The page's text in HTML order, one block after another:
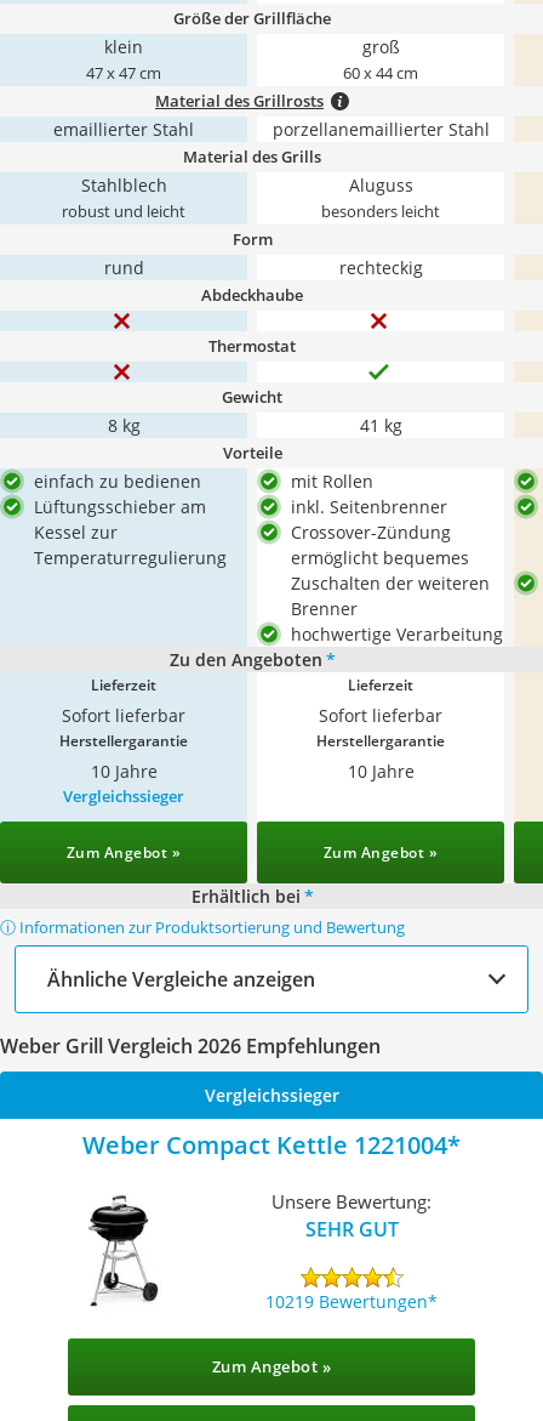
Größe der Grillfläche
klein
47 x 47 cm
groß
60 x 44 cm
Material des Grillrosts
emaillierter Stahl porzellanemaillierter Stahl
Material des Grills
Stahlblech
robust und leicht
Aluguss
besonders leicht
Form
rund rechteckig
Abdeckhaube
Thermostat
Gewicht
8 kg 41 kg
Vorteile
einfach zu bedienen
Lüftungsschieber am
Kessel zur
Temperaturregulierung
mit Rollen
inkl. Seitenbrenner
Crossover-Zündung
ermöglicht bequemes
Zuschalten der weiteren
Brenner
hochwertige Verarbeitung
Zu den Angeboten *
Lieferzeit
Sofort lieferbar
Lieferzeit
Sofort lieferbar
Herstellergarantie
10 Jahre
Herstellergarantie
10 Jahre
Vergleichssieger
Zum Angebot » Zum Angebot »
Erhältlich bei *
ⓘ Informationen zur Produktsortierung und Bewertung
Ähnliche Vergleiche anzeigen
Weber Grill Vergleich 2026 Empfehlungen
Vergleichssieger
Weber Compact Kettle 1221004
Unsere Bewertung:
SEHR GUT
10219 Bewertungen
Zum Angebot »